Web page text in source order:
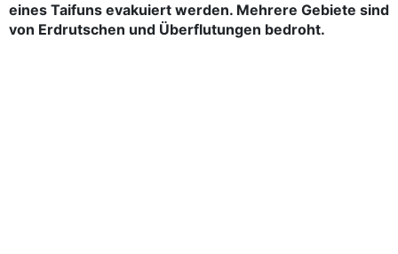
eines Taifuns evakuiert werden. Mehrere Gebiete sind
von Erdrutschen und Überflutungen bedroht.